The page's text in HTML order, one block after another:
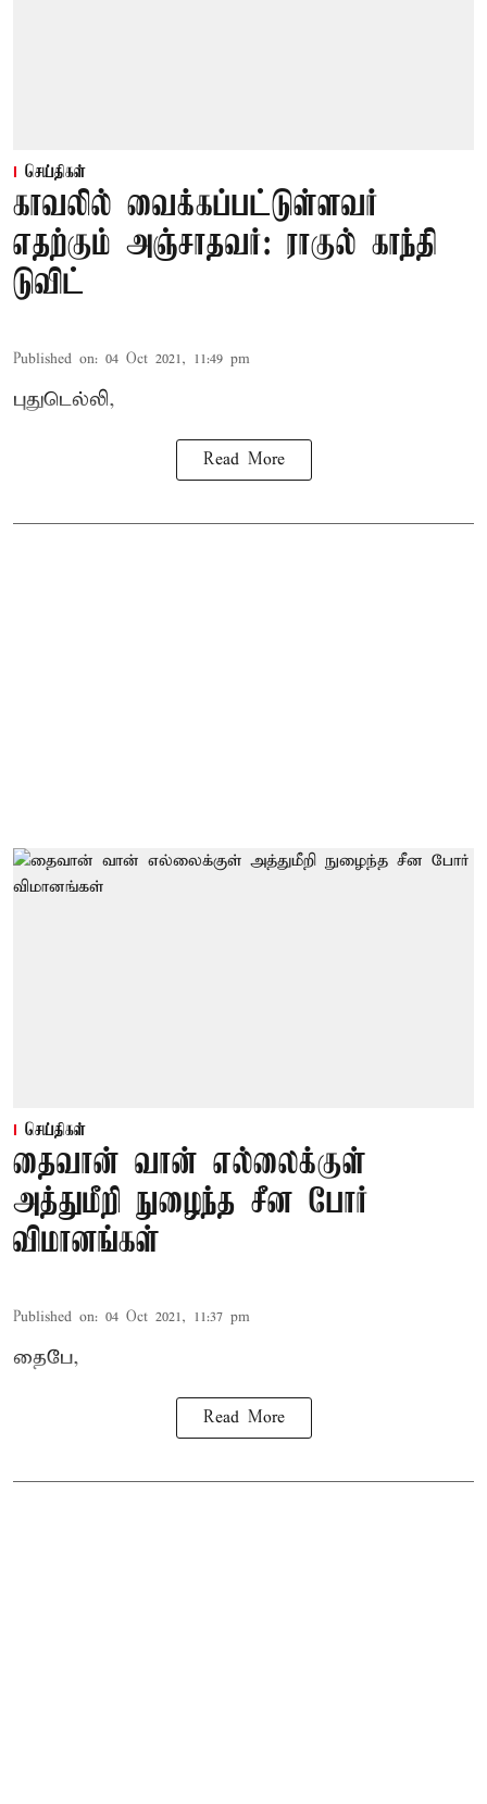
செய்திகள்
காவலில் வைக்கப்பட்டுள்ளவர்
எதற்கும் அஞ்சாதவர்: ராகுல் காந்தி
டுவிட்
Published on: 04 Oct 2021, 11:49 pm
புதுடெல்லி,
Read More
செய்திகள்
தைவான் வான் எல்லைக்குள்
அத்துமீறி நுழைந்த சீன போர்
விமானங்கள்
Published on: 04 Oct 2021, 11:37 pm
தைபே,
Read More